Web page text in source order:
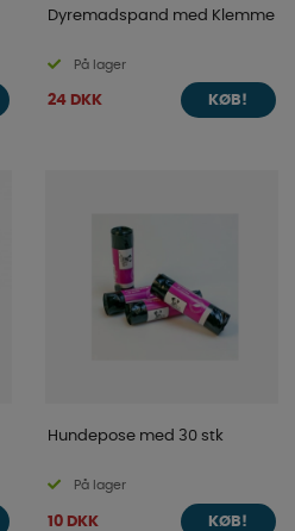
Dyremadspand med Klemme
På lager
24 DKK KØB!
Hundepose med 30 stk
På lager
10 DKK KØB!